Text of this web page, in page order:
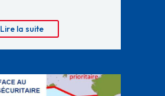
Lire la suite